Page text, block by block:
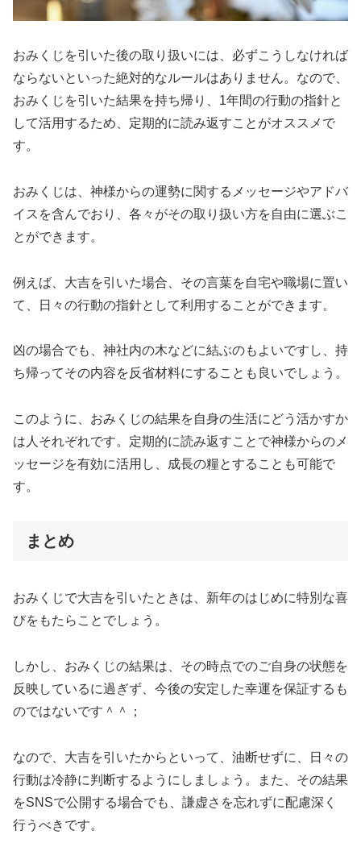
おみくじを引いた後の取り扱いには、必ずこうしなければ
ならないといった絶対的なルールはありません。なので、
おみくじを引いた結果を持ち帰り、1年間の行動の指針と
して活用するため、定期的に読み返すことがオススメで
す。
おみくじは、神様からの運勢に関するメッセージやアドバ
イスを含んでおり、各々がその取り扱い方を自由に選ぶこ
とができます。
例えば、大吉を引いた場合、その言葉を自宅や職場に置い
て、日々の行動の指針として利用することができます。
凶の場合でも、神社内の木などに結ぶのもよいですし、持
ち帰ってその内容を反省材料にすることも良いでしょう。
このように、おみくじの結果を自身の生活にどう活かすか
は人それぞれです。定期的に読み返すことで神様からのメ
ッセージを有効に活用し、成長の糧とすることも可能で
す。
まとめ
おみくじで大吉を引いたときは、新年のはじめに特別な喜
びをもたらことでしょう。
しかし、おみくじの結果は、その時点でのご自身の状態を
反映しているに過ぎず、今後の安定した幸運を保証するも
のではないです＾＾；
なので、大吉を引いたからといって、油断せずに、日々の
行動は冷静に判断するようにしましょう。
また、その結果
をSNSで公開する場合でも、謙虚さを忘れずに配慮深く
行うべきです。